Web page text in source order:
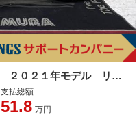
ホンダ ＧＢ３５０Ｓ ＮＣ５９型 ２０２１年モデル リアキャリア グリップヒーター タコメーター
支払総額
51.8 万円